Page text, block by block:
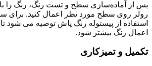
پس از آماده‌سازی سطح و تست رنگ، رنگ را با
رولر روی سطح مورد نظر اعمال کنید. برای
استفاده از پیستوله رنگ‌ پاش توصیه می
اعمال رنگ بیشتر شود.
تکمیل و تمیزکاری